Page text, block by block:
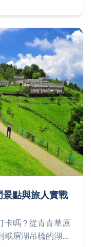
點與旅人實戰
卡嗎？從青青草原
峨眉湖吊橋的湖